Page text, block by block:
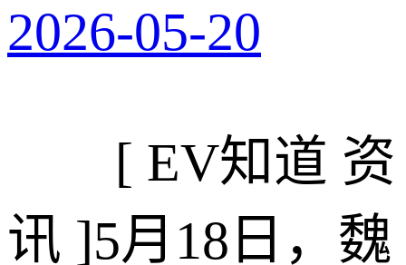
2026-05-20
[ EV知道 资
讯 ]5月18日，魏